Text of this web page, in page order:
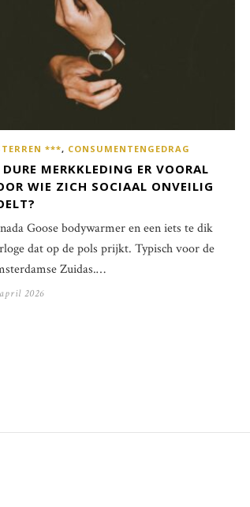
***, CONSUMENTENGEDRAG
MERKKLEDING ER VOORAL
WIE ZICH SOCIAAL ONVEILIG
Goose bodywarmer en een iets te dik
dat op de pols prijkt. Typisch voor de
Zuidas.…
2026